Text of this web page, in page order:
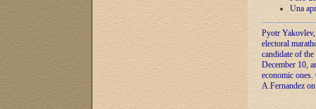
Una
Pyotr
electoral
candidate of
December 10,
economic
A.Fernandez